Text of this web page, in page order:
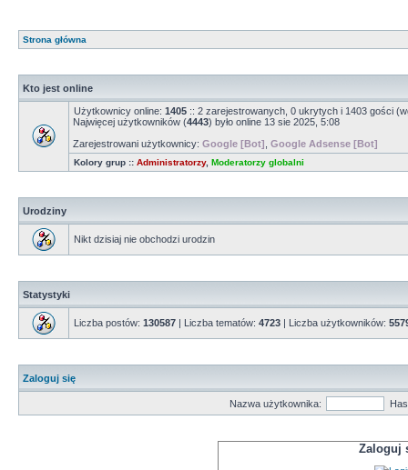
Strona główna
Kto jest online
Użytkownicy online: 1405 :: 2 zarejestrowanych, 0 ukrytych i 1403 gości
Najwięcej użytkowników (4443) było online 13 sie 2025, 5:08
Zarejestrowani użytkownicy: Google [Bot] Google Adsense [Bot]
Kolory grup :: Administratorzy, Moderatorzy globalni
Urodziny
Nikt dzisiaj nie obchodzi urodzin
Statystyki
Liczba postów: 130587 | Liczba tematów: 4723 | Liczba użytkowników:
Zaloguj się
Nazwa użytkownika:
Zaloguj